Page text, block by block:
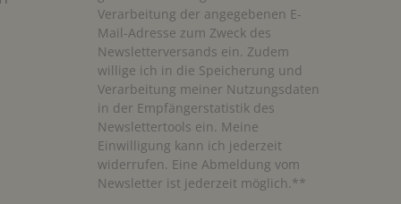
Verarbeitung der angegebenen E-
Mail-Adresse zum Zweck des
Newsletterversands ein. Zudem
willige ich in die Speicherung und
Verarbeitung meiner Nutzungsdaten
in der Empfängerstatistik des
Newslettertools ein. Meine
Einwilligung kann ich jederzeit
widerrufen. Eine Abmeldung vom
Newsletter ist jederzeit möglich.**